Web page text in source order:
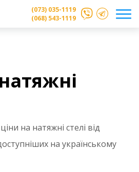
(073) 035-1119
(068) 543-1119
на натяжні стелі від
на українському